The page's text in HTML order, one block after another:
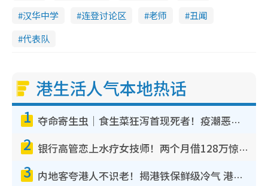
汉华中学
连登讨论区 老师
丑闻
代表队
港生活人气本地热话
1 夺命寄生虫｜食生菜狂泻首现死者！疫潮恶化录1.8万宗病例 揭洗菜3大谬误
2 银行高管恋上水疗女技师！两个月借128万惊觉“沉船”沉落火海 揭背后疑似邪教操控卖淫
3 内地客夸港人不识老！揭港铁保鲜级冷气 港人求放过：别投诉